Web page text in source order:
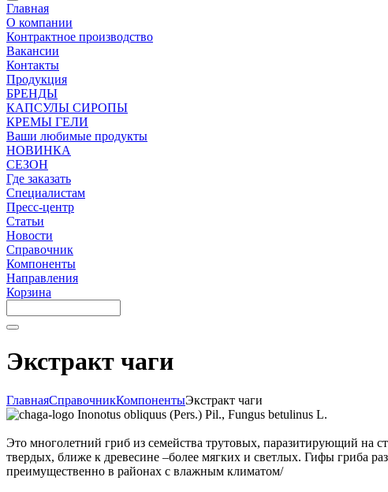
Главная
О компании
Контрактное производство
Вакансии
Контакты
Продукция
БРЕНДЫ
КАПСУЛЫ СИРОПЫ
КРЕМЫ ГЕЛИ
Ваши любимые продукты
НОВИНКА
СЕЗОН
Где заказать
Специалистам
Пресс-центр
Статьи
Новости
Справочник
Компоненты
Направления
Корзина
Экстракт чаги
ГлавнаяСправочникКомпонентыЭкстракт чаги
Inonotus obliquus (Pers.) Pil., Fungus betulinus L.
Это многолетний гриб из семейства трутовых, паразитирующий на
твердых, ближе к древесине –более мягких и светлых. Гифы гриба
преимущественно в районах с влажным климатом/